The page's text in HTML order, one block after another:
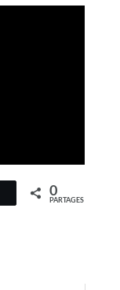
0
PARTAGES